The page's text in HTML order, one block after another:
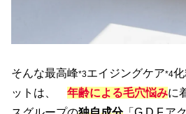
そんな最高峰*3エイジングケア*4
ットは、 年齢による毛穴悩みに